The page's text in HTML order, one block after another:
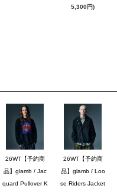
5,300円)
26WT【予約商
品】glamb / Jac
quard Pullover K
26WT【予約商
品】glamb / Loo
se Riders Jacket